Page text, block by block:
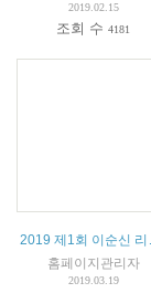
2019.02.15
조회 수4181
홈페이지관리자
2019.03.19